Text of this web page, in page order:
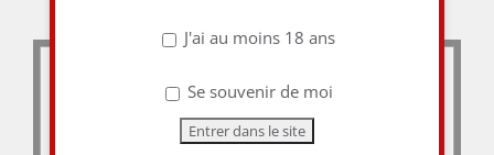
J'ai au moins 18 ans
Se souvenir de moi